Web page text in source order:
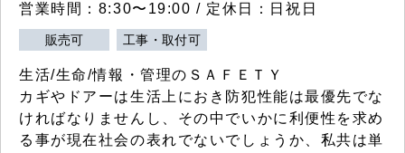
営業時間：8:30〜19:00 / 定休日：日祝日
販売可 工事・取付可
生活/生命/情報・管理のＳＡＦＥＴＹ
カギやドアーは生活上におき防犯性能は最優先でな
ければなりませんし、その中でいかに利便性を求め
る事が現在社会の表れでないでしょうか、私共は単